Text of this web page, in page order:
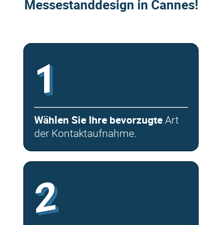
Messestanddesign in Cannes!
1
Wählen Sie Ihre bevorzugte Art
der Kontaktaufnahme.
2